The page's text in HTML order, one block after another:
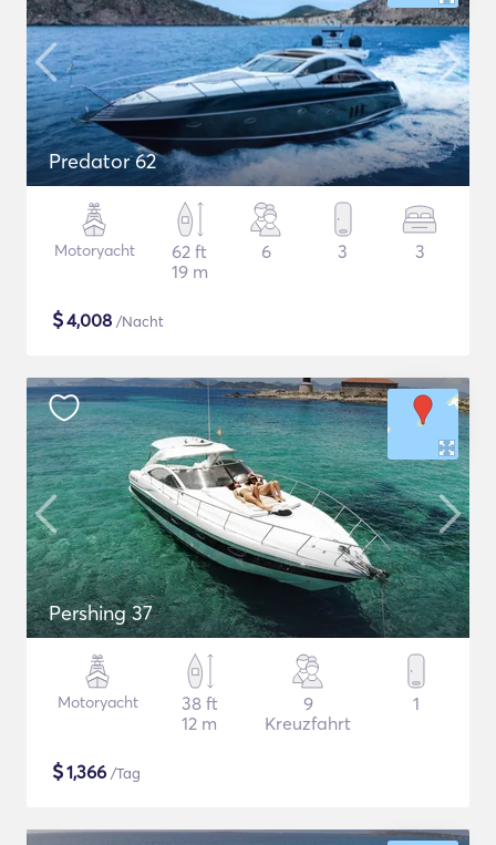
Predator 62
Motoryacht
62 ft
19 m
6 3 3
$4,008 /Nacht
Pershing 37
Motoryacht
38 ft
12 m
9
Kreuzfahrt
1
$1,366 /Tag